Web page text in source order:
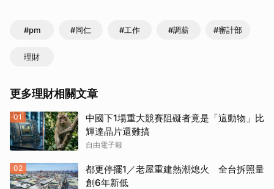
#pm #同仁 #工作 #調薪 #審計部
理財
更多理財相關文章
01
中國下1場重大競賽阻礙者竟是「這動物」比
輝達晶片還難搞
自由電子報
02
都更停擺1／老屋重建熱潮熄火 全台拆照量
創6年新低